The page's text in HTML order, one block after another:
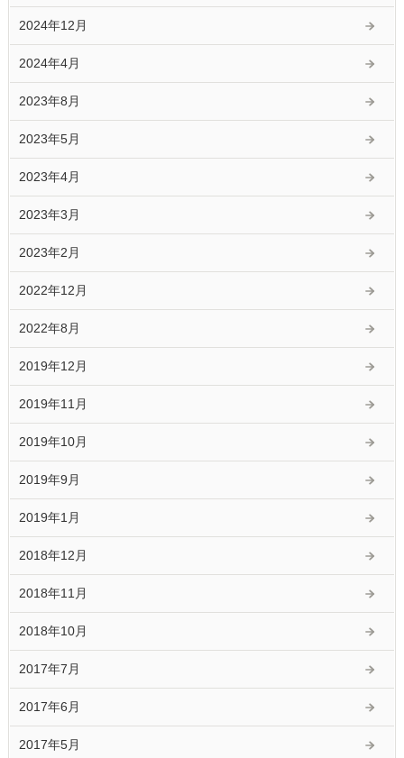
2024年12月
2024年4月
2023年8月
2023年5月
2023年4月
2023年3月
2023年2月
2022年12月
2022年8月
2019年12月
2019年11月
2019年10月
2019年9月
2019年1月
2018年12月
2018年11月
2018年10月
2017年7月
2017年6月
2017年5月